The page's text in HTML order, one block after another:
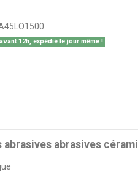
12h, expédié le jour même !
abrasives abrasives